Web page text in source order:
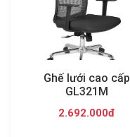
Ghế lưới cao cấp
GL321M
2.692.000đ